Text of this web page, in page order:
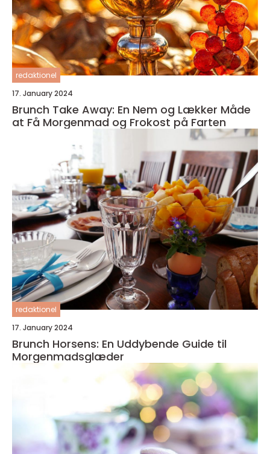
redaktionel
17. January 2024
Brunch Take Away: En Nem og Lækker Måde
at Få Morgenmad og Frokost på Farten
redaktionel
17. January 2024
Brunch Horsens: En Uddybende Guide til
Morgenmadsglæder